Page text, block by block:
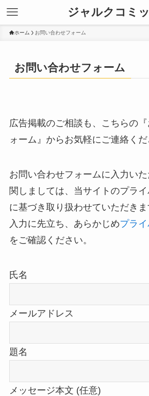
ジャルクコミ
ホーム お問い合わせフォーム
お問い合わせフォーム
広告掲載のご相談も、こちらの
ォーム』からお気軽にご連絡くだ
お問い合わせフォームに入力い
関しましては、当サイトのプラ
に基づき取り扱わせていただきま
入力に先立ち、あらかじめプラ
をご確認ください。
氏名
メールアドレス
題名
メッセージ本文 (任意)